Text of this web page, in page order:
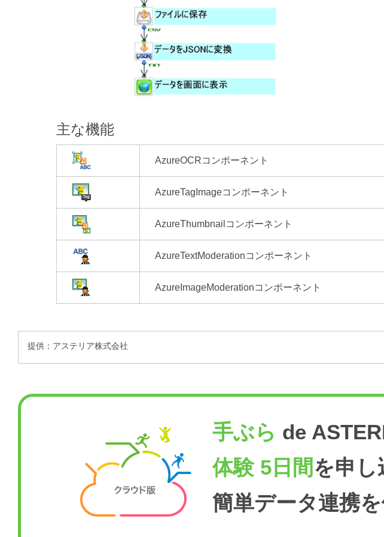
主な機能
AzureOCRコンポーネント
AzureTagImageコンポーネント
AzureThumbnailコンポーネント
AzureTextModerationコンポーネント
AzureImageModerationコンポーネント
提供：アステリア株式会社
手ぶら de
体験 5日間 を申し
簡単データ連携